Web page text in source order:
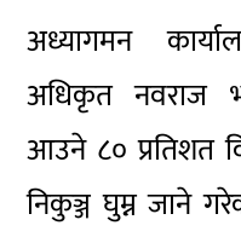
अध्यागमन
अधिकृत नवराज
आउने ८० प्रतिशत
निकुञ्ज घुम्न जाने